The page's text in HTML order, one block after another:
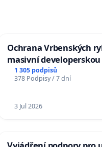
Ochrana Vrbenských
masivní
1 305 podpisů
378 Podpisy / 7 dní
3 Jul 2026